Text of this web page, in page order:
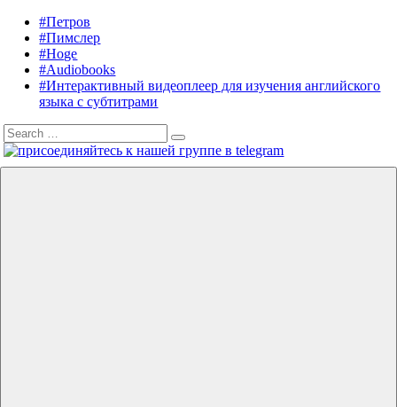
content
Listening
English
Audiobooks
English,
Petrov
English
#Петров
#Пимслер
#Hoge
#Audiobooks
#Интерактивный видеоплеер для изучения английского
языка с субтитрами
Search
for:
Search